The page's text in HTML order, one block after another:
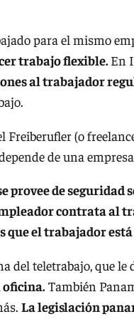
para el mismo
trabajo flexible.En
al trabajador
(o
de una
provee de seguridad
contrata al
que el trabajador
del teletrabajo, que le
oficina.También
La legislación